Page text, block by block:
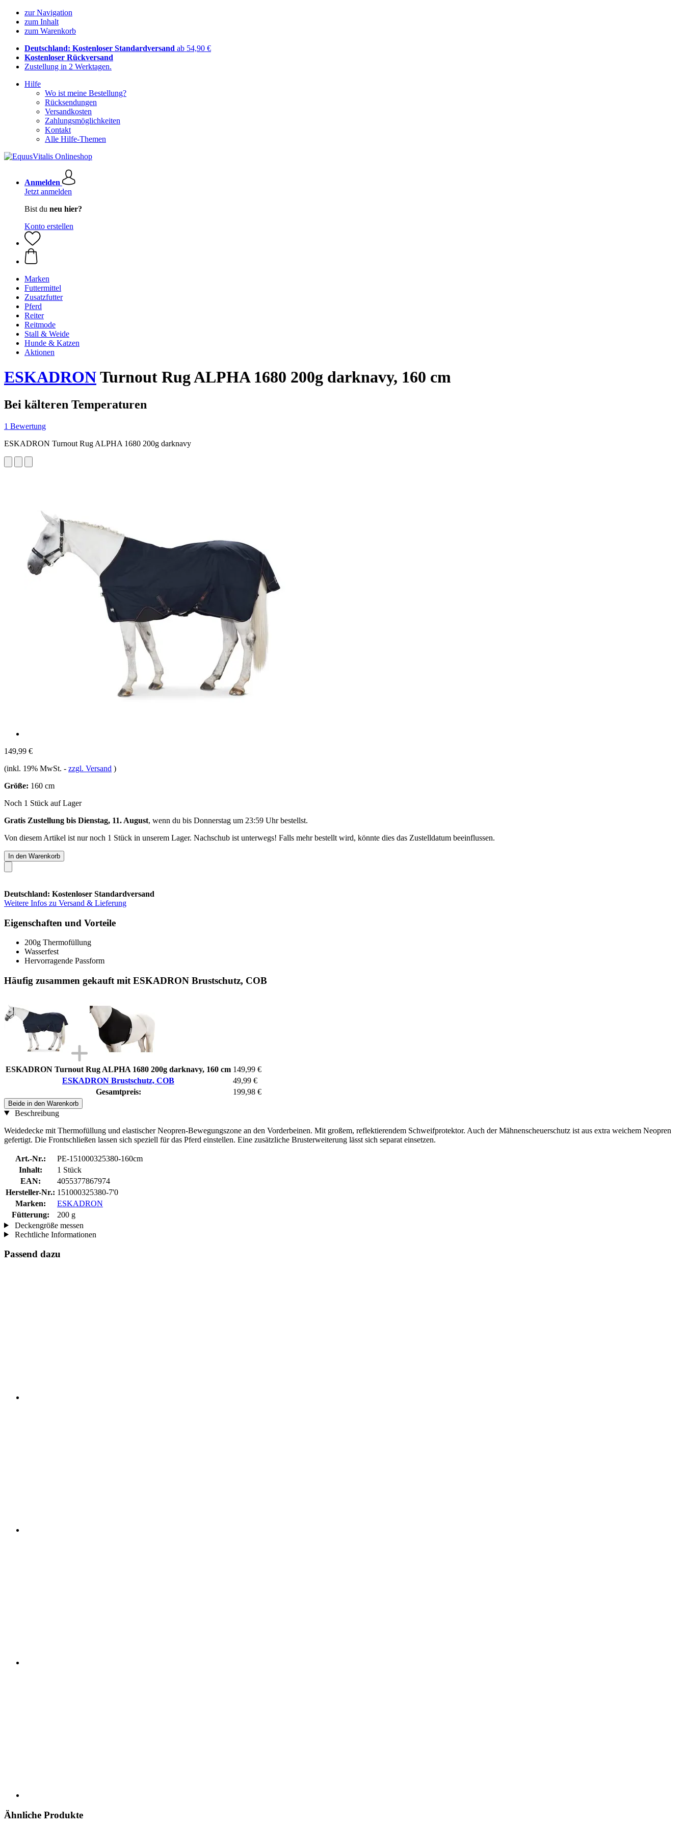
zur Navigation
zum Inhalt
zum Warenkorb
Deutschland: Kostenloser Standardversand ab 54,90 €
Kostenloser Rückversand
Zustellung in 2 Werktagen.
Hilfe
Wo ist meine Bestellung?
Rücksendungen
Versandkosten
Zahlungsmöglichkeiten
Kontakt
Alle Hilfe-Themen
Anmelden
Jetzt anmelden
Bist du neu hier?
Konto erstellen
Marken
Futtermittel
Zusatzfutter
Pferd
Reiter
Reitmode
Stall & Weide
Hunde & Katzen
Aktionen
ESKADRONTurnout Rug ALPHA 1680 200g darknavy, 160 cm
Bei kälteren Temperaturen
1 Bewertung
ESKADRON Turnout Rug ALPHA 1680 200g darknavy
149,99 €
(inkl. 19% MwSt. - zzgl. Versand )
Größe: 160 cm
Noch 1 Stück auf Lager
Gratis Zustellung bis Dienstag, 11. August, wenn du bis Donnerstag um 23:59 Uhrbestellst.
Von diesem Artikel ist nur noch 1 Stück in unserem Lager. Nachschub ist unterwegs! Falls mehr bestellt wird, könnte dies das Zustelldatum beeinflussen.
In den Warenkorb
Deutschland: Kostenloser Standardversand
Weitere Infos zu Versand & Lieferung
Eigenschaften und Vorteile
200g Thermofüllung
Wasserfest
Hervorragende Passform
Häufig zusammen gekauft mit ESKADRON Brustschutz, COB
ESKADRON Turnout Rug ALPHA 1680 200g darknavy, 160 cm 149,99 €
ESKADRON Brustschutz, COB
49,99 €
Gesamtpreis:
199,98 €
Beide in den Warenkorb
Beschreibung
Weidedecke mit Thermofüllung und elastischer Neopren-Bewegungszone an den Vorderbeinen. Mit großem, reflektierendem Schweifprotektor. Auch der Mähnenscheuerschutz ist aus extra weichem Neopren
gefertigt. Die Frontschließen lassen sich speziell für das Pferd einstellen. Eine zusätzliche Brusterweiterung lässt sich separat einsetzen.
Art.-Nr.:
PE-151000325380-160cm
Inhalt:
1 Stück
EAN:
4055377867974
Hersteller-Nr.: 151000325380-7'0
Marken:
ESKADRON
Fütterung:
200 g
Deckengröße messen
Rechtliche Informationen
Passend dazu
Ähnliche Produkte